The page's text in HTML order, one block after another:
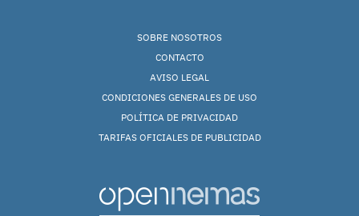
SOBRE NOSOTROS
CONTACTO
AVISO LEGAL
CONDICIONES GENERALES DE USO
POLÍTICA DE PRIVACIDAD
TARIFAS OFICIALES DE PUBLICIDAD